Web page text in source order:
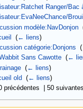
Ranger/Bac
modèle:NavDonjon ‎
‎(← liens)
catégorie:Donjons ‎(
Sans Cawotte ‎(←
‎(← liens)
old ‎(← liens)
précédentes | 50